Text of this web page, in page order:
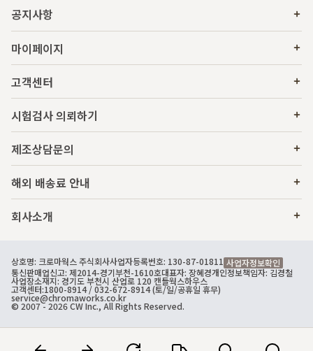
공지사항
마이페이지
고객센터
시험검사 의뢰하기
제조상담문의
해외 배송료 안내
회사소개
상호명: 크로마웍스 주식회사사업자등록번호: 130-87-01811 사업자정보확인
통신판매업신고: 제2014-경기부천-1610호대표자: 장혜경개인정보책임자: 김경철
사업장소재지: 경기도 부천시 산업로 120 캔들웍스하우스
고객센터:1800-8914/ 032-672-8914 (토/일/공휴일 휴무)
service@chromaworks.co.kr
© 2007 - 2026 CW Inc., All Rights Reserved.